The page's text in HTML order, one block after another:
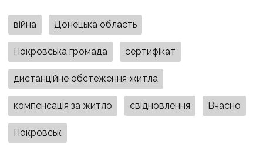
війна Донецька область
Покровська громада сертифікат
дистанційне обстеження житла
компенсація за житло євідновлення Вчасно
Покровськ